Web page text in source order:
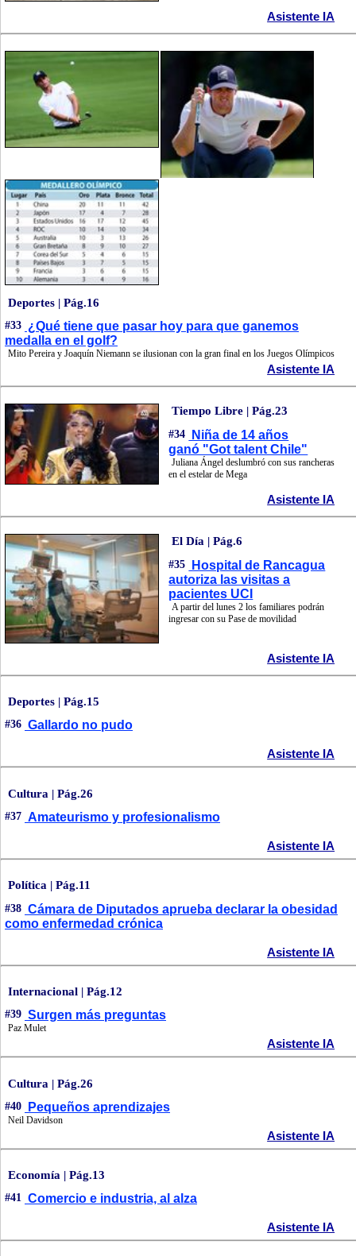
Asistente IA
Deportes | Pág.16
#33 ¿Qué tiene que pasar hoy para que ganemos
medalla en el golf?
Mito Pereira y Joaquín Niemann se ilusionan con la gran final en los Juegos Olímpicos
Asistente IA
Tiempo Libre | Pág.23
#34
Niña de 14 años
ganó "Got talent Chile"
Juliana Ángel deslumbró con sus rancheras
en el estelar de Mega
Asistente IA
El Día | Pág.6
#35
Hospital de Rancagua
autoriza las visitas a
pacientes UCI
A partir del lunes 2 los familiares podrán
ingresar con su Pase de movilidad
Asistente IA
Deportes | Pág.15
#36 Gallardo no pudo
Asistente IA
Cultura | Pág.26
#37 Amateurismo y profesionalismo
Asistente IA
Política | Pág.11
#38 Cámara de Diputados aprueba declarar la obesidad
como enfermedad crónica
Asistente IA
Internacional | Pág.12
#39 Surgen más preguntas
Paz Mulet
Asistente IA
Cultura | Pág.26
#40 Pequeños aprendizajes
Neil Davidson
Asistente IA
Economía | Pág.13
#41 Comercio e industria, al alza
Asistente IA